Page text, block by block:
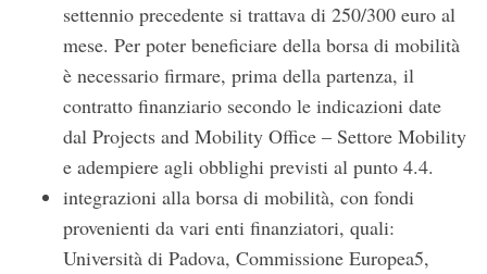
settennio precedente si trattava di 250/300 euro al
mese. Per poter beneficiare della borsa di mobilità
è necessario firmare, prima della partenza, il
contratto finanziario secondo le indicazioni date
dal Projects and Mobility Office – Settore Mobility
e adempiere agli obblighi previsti al punto 4.4.
integrazioni alla borsa di mobilità, con fondi
provenienti da vari enti finanziatori, quali:
Università di Padova, Commissione Europea5,
c
o
r
: